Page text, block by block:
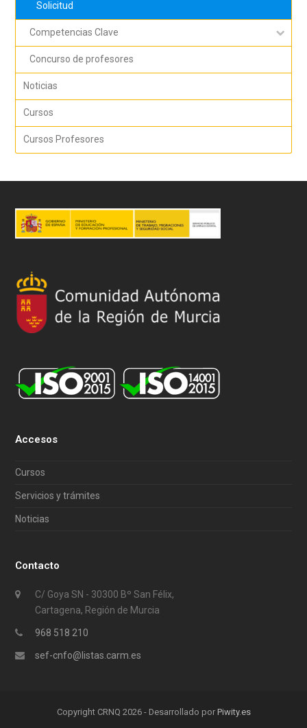
Solicitud
Competencias Clave
Concurso de profesores
Noticias
Cursos
Cursos Profesores
Accesos
Cursos
Servicios y trámites
Noticias
Contacto
C/ Goya SN - 30300 Bº San Félix,
Cartagena, Región de Murcia
968 518 210
sef-cnfo@listas.carm.es
Copyright CRNQ 2026 - Desarrollado por Piwity.es